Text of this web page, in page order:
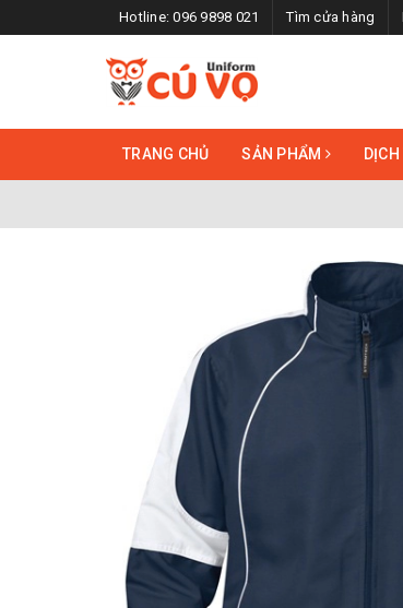
Hotline:096 9898 021 Tìm cửa hàng
TRANG CHỦ SẢN PHẨM DỊCH